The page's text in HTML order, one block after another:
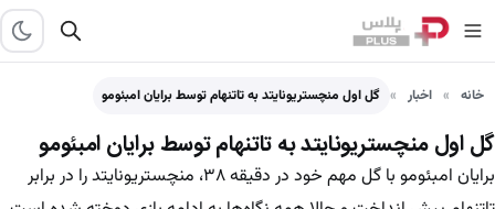
خانه اخبار گل اول منچستریونایتد به تاتنهام توسط برایان امبئومو
گل اول منچستریونایتد به تاتنهام توسط برایان امبئومو
برایان امبئومو با گل مهم خود در دقیقه ۳۸، منچستریونایتد را در برابر